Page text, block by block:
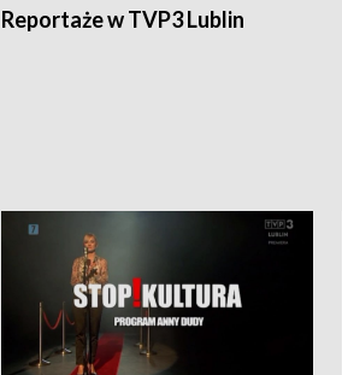
Reportaże w TVP3 Lublin